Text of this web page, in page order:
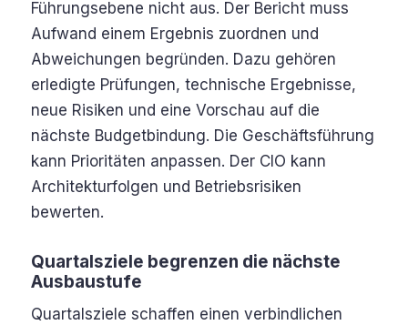
Führungsebene nicht aus. Der Bericht muss
Aufwand einem Ergebnis zuordnen und
Abweichungen begründen. Dazu gehören
erledigte Prüfungen, technische Ergebnisse,
neue Risiken und eine Vorschau auf die
nächste Budgetbindung. Die Geschäftsführung
kann Prioritäten anpassen. Der CIO kann
Architekturfolgen und Betriebsrisiken
bewerten.
Quartalsziele begrenzen die nächste
Ausbaustufe
Quartalsziele schaffen einen verbindlichen